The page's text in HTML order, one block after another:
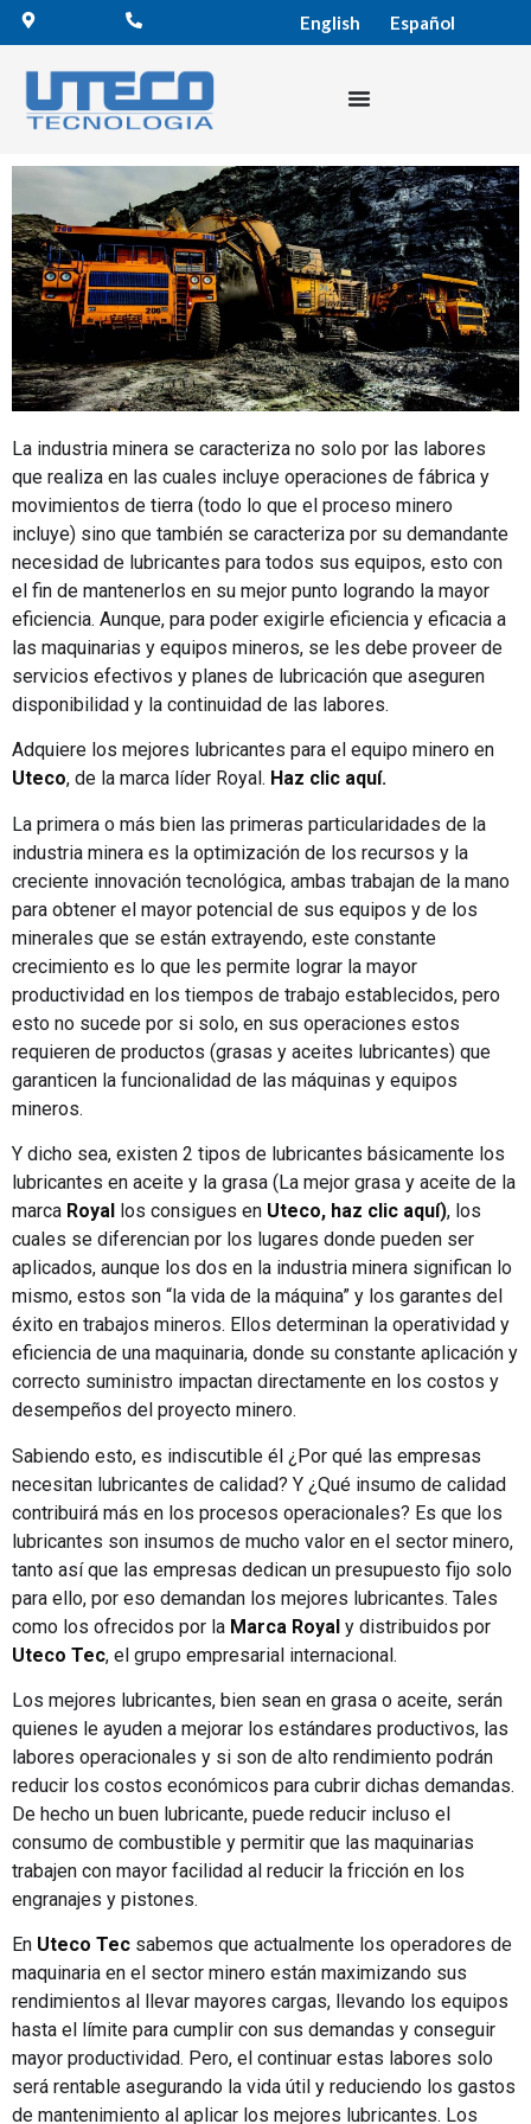
English Español
La industria minera se caracteriza no solo por las labores
que realiza en las cuales incluye operaciones de fábrica y
movimientos de tierra (todo lo que el proceso minero
incluye) sino que también se caracteriza por su demandante
necesidad de lubricantes para todos sus equipos, esto con
el fin de mantenerlos en su mejor punto logrando la mayor
eficiencia. Aunque, para poder exigirle eficiencia y eficacia a
las maquinarias y equipos mineros, se les debe proveer de
servicios efectivos y planes de lubricación que aseguren
disponibilidad y la continuidad de las labores.
Adquiere los mejores lubricantes para el equipo minero en
Uteco, de la marca líder Royal. Haz clic aquí.
La primera o más bien las primeras particularidades de la
industria minera es la optimización de los recursos y la
creciente innovación tecnológica, ambas trabajan de la mano
para obtener el mayor potencial de sus equipos y de los
minerales que se están extrayendo, este constante
crecimiento es lo que les permite lograr la mayor
productividad en los tiempos de trabajo establecidos, pero
esto no sucede por si solo, en sus operaciones estos
requieren de productos (grasas y aceites lubricantes) que
garanticen la funcionalidad de las máquinas y equipos
mineros.
Y dicho sea, existen 2 tipos de lubricantes básicamente los
lubricantes en aceite y la grasa (La mejor grasa y aceite de la
marca Royal los consigues en Uteco, haz clic aquí), los
cuales se diferencian por los lugares donde pueden ser
aplicados, aunque los dos en la industria minera significan lo
mismo, estos son “la vida de la máquina” y los garantes del
éxito en trabajos mineros. Ellos determinan la operatividad y
eficiencia de una maquinaria, donde su constante aplicación y
correcto suministro impactan directamente en los costos y
desempeños del proyecto minero.
Sabiendo esto, es indiscutible él ¿Por qué las empresas
necesitan lubricantes de calidad? Y ¿Qué insumo de calidad
contribuirá más en los procesos operacionales? Es que los
lubricantes son insumos de mucho valor en el sector minero,
tanto así que las empresas dedican un presupuesto fijo solo
para ello, por eso demandan los mejores lubricantes. Tales
como los ofrecidos por la Marca Royal y distribuidos por
Uteco Tec, el grupo empresarial internacional.
Los mejores lubricantes, bien sean en grasa o aceite, serán
quienes le ayuden a mejorar los estándares productivos, las
labores operacionales y si son de alto rendimiento podrán
reducir los costos económicos para cubrir dichas demandas.
De hecho un buen lubricante, puede reducir incluso el
consumo de combustible y permitir que las maquinarias
trabajen con mayor facilidad al reducir la fricción en los
engranajes y pistones.
En Uteco Tec sabemos que actualmente los operadores de
maquinaria en el sector minero están maximizando sus
rendimientos al llevar mayores cargas, llevando los equipos
hasta el límite para cumplir con sus demandas y conseguir
mayor productividad. Pero, el continuar estas labores solo
será rentable asegurando la vida útil y reduciendo los gastos
de mantenimiento al aplicar los mejores lubricantes. Los